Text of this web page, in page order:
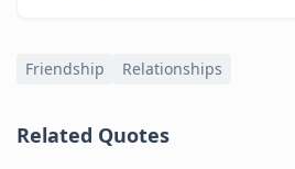
Friendship Relationships
Related Quotes